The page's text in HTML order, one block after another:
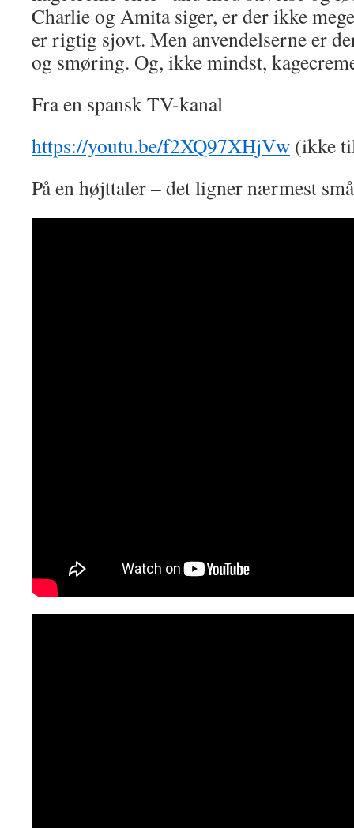
Charlie og Amita siger, er der ikke
er rigtig sjovt. Men anvendelserne er
og smøring. Og, ikke mindst,
Fra en spansk TV-kanal
https://youtu.be/f2XQ97XHjVw (ikke
På en højttaler – det ligner nærmest